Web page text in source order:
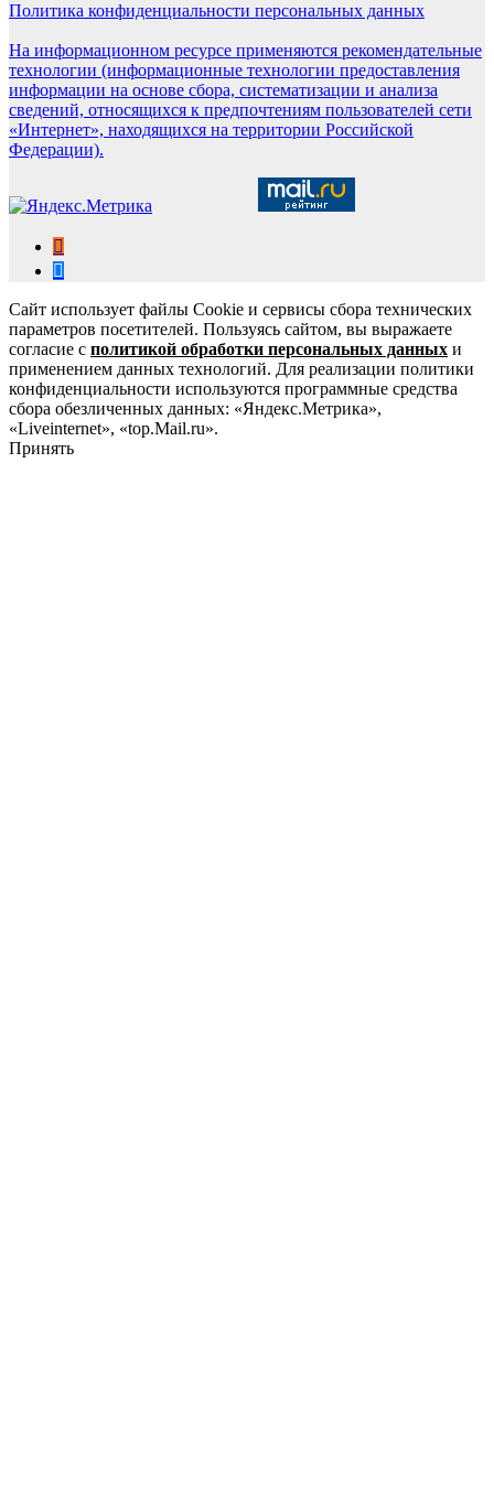
Политика конфиденциальности персональных данных
На информационном ресурсе применяются рекомендательные
технологии (информационные технологии предоставления
информации на основе сбора, систематизации и анализа
сведений, относящихся к предпочтениям пользователей сети
«Интернет», находящихся на территории Российской
Федерации).
Сайт использует файлы Cookie и сервисы сбора технических
параметров посетителей. Пользуясь сайтом, вы выражаете
согласие с политикой обработки персональных данных и
применением данных технологий. Для реализации политики
конфиденциальности используются программные средства
сбора обезличенных данных: «Яндекс.Метрика»,
«Liveinternet», «top.Mail.ru».
Принять